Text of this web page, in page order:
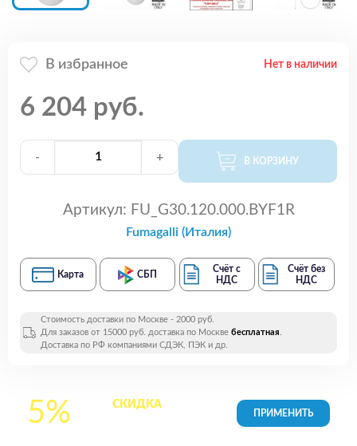
В избранное Нет в наличии
6 204 руб.
- + В КОРЗИНУ
Артикул: FU_G30.120.000.BYF1R
Fumagalli (Италия)
Карта СБП
Счёт с
НДС
Счёт без
НДС
Стоимость доставки по Москве - 2000 руб.
Для заказов от 15000 руб. доставка по Москве бесплатная.
Доставка по РФ компаниями СДЭК, ПЭК и др.
5% СКИДКАна все